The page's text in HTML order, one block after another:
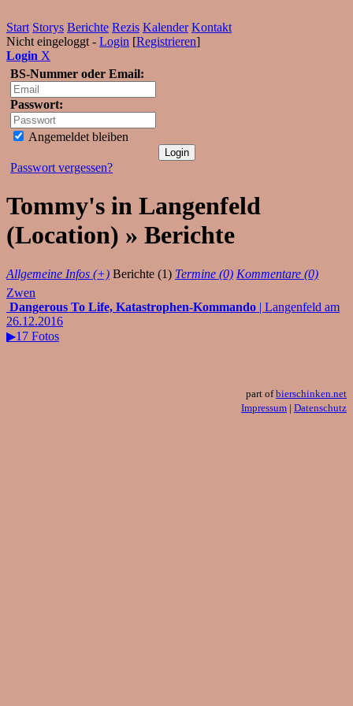
Start Storys Berichte Rezis Kalender Kontakt
Nicht eingeloggt - Login [Registrieren]
Login X
BS-Nummer oder Email:
Passwort:
Angemeldet bleiben
Passwort vergessen?
Tommy's in Langenfeld
(Location) » Berichte
Allgemeine Infos (+) Berichte (1) Termine (0) Kommentare (0)
Zwen
Dangerous To Life, Katastrophen-Kommando | Langenfeld am
26.12.2016
▶17 Fotos
part ofbierschinken.net
Impressum | Datenschutz